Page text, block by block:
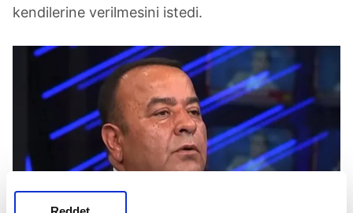
kendilerine verilmesini istedi.